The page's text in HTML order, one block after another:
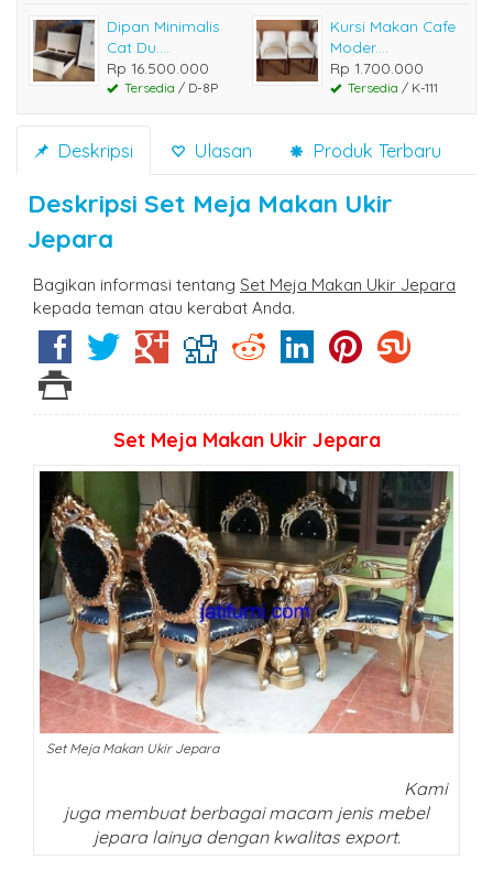
Dipan Minimalis
Cat Du....
Rp 16.500.000
Tersedia / D-8P
Kursi Makan Cafe
Moder....
Rp 1.700.000
Tersedia / K-111
Deskripsi Ulasan Produk Terbaru
Deskripsi Set Meja Makan Ukir
Jepara
Bagikan informasi tentang Set Meja Makan Ukir Jepara
kepada teman atau kerabat Anda.
Set Meja Makan Ukir Jepara
Set Meja Makan Ukir Jepara
Kami
juga membuat berbagai macam jenis mebel
jepara lainya dengan kwalitas export.